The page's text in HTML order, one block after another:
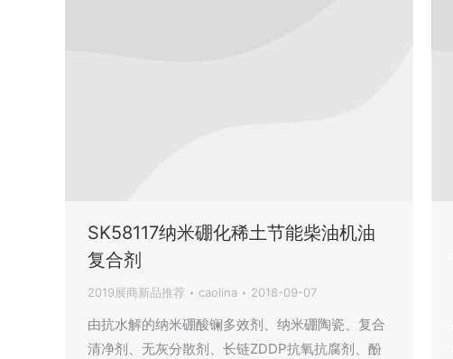
SK58117纳米硼化稀土节能柴油机油
复合剂
2019展商新品推荐 caolina 2018-09-07
由抗水解的纳米硼酸镧多效剂、纳米硼陶瓷、复合
清净剂、无灰分散剂、长链ZDDP抗氧抗腐剂、酚